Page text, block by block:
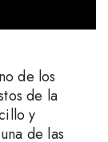
de los
de la
y
de las